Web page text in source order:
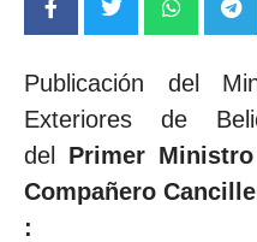
Publicación del
Exteriores de
del Primer
Compañero
: